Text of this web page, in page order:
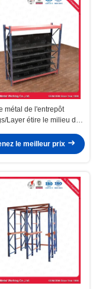
métal de l'entrepôt
Layer étire le milieu de
le meilleur prix